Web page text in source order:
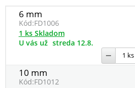
6 mm
Kód:FD1006
1 ks Skladom
U vás už streda 12.8.
10 mm
Kód:FD1012